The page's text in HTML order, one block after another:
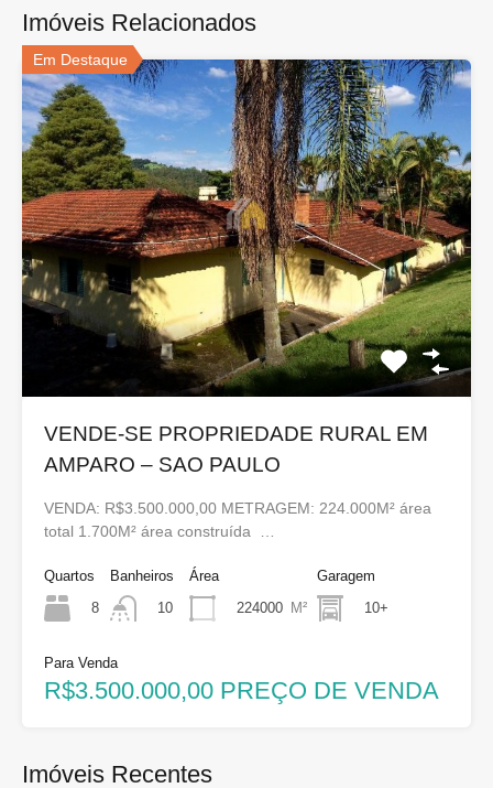
Imóveis Relacionados
Em Destaque
VENDE-SE PROPRIEDADE RURAL EM
AMPARO – SAO PAULO
VENDA: R$3.500.000,00 METRAGEM: 224.000M² área
total 1.700M² área construída …
Quartos
8
Banheiros
10
Área
224000 M²
Garagem
10+
Para Venda
R$3.500.000,00 PREÇO DE VENDA
Imóveis Recentes